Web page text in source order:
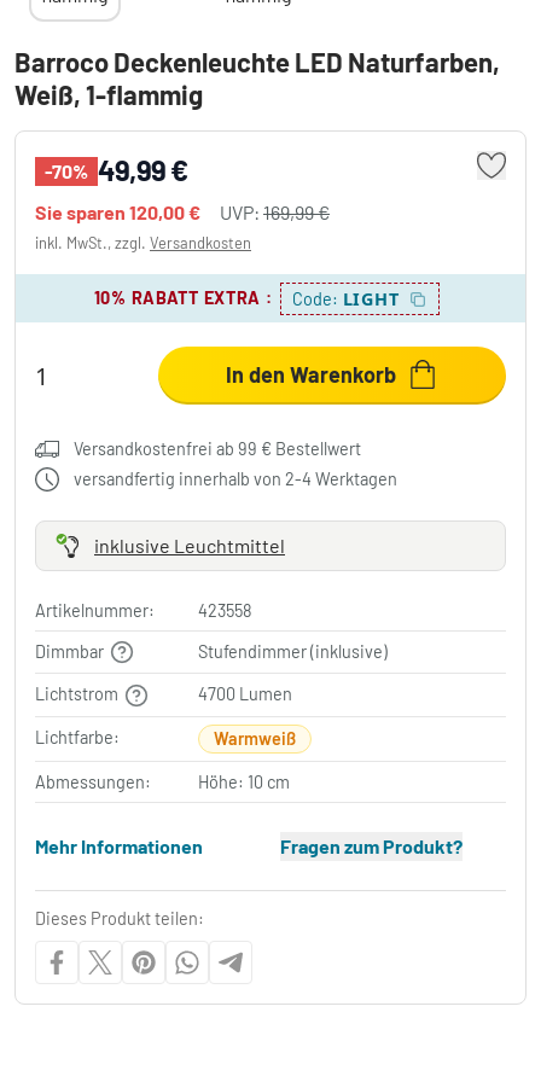
Barroco Deckenleuchte LED Naturfarben,
Weiß, 1-flammig
-70% 49,99 €
Sie sparen 120,00 € UVP: 169,99 €
inkl. MwSt., zzgl. Versandkosten
10% RABATT EXTRA : Code: LIGHT
In den Warenkorb
Versandkostenfrei ab 99 € Bestellwert
versandfertig innerhalb von 2-4 Werktagen
inklusive Leuchtmittel
Artikelnummer:
423558
Dimmbar
Stufendimmer (inklusive)
Lichtstrom 4700 Lumen
Lichtfarbe: Warmweiß
Abmessungen: Höhe: 10 cm
Mehr Informationen Fragen zum Produkt?
Dieses Produkt teilen: